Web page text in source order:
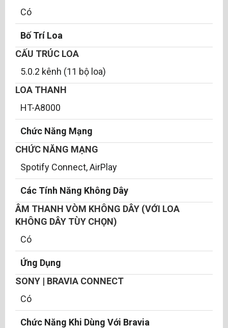
Có
Bố Trí Loa
CẤU TRÚC LOA
5.0.2 kênh (11 bộ loa)
LOA THANH
HT-A8000
Chức Năng Mạng
CHỨC NĂNG MẠNG
Spotify Connect, AirPlay
Các Tính Năng Không Dây
ÂM THANH VÒM KHÔNG DÂY (VỚI LOA
KHÔNG DÂY TÙY CHỌN)
Có
Ứng Dụng
SONY | BRAVIA CONNECT
Có
Chức Năng Khi Dùng Với Bravia